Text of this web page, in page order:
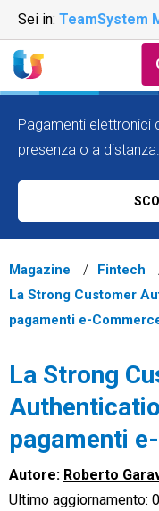
Sei in: TeamSystem
Pagamenti elettronici
presenza o a distanza.
Magazine
Fintech
La Strong Customer
pagamenti e-
La Strong
pagamenti
Autore: Roberto
Ultimo aggiornamento: